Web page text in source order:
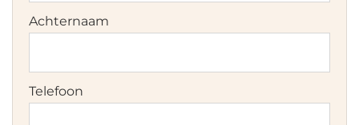
Achternaam
Telefoon